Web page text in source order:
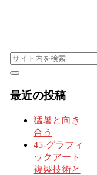
最近の投稿
猛暑と向き
合う
45-グラフィ
ックアート
複製技術と